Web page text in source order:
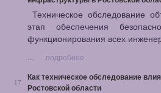
Техническое обследование
этап обеспечения
функционирования всех
...
подробнее
17.
Как техническое обследование
Ростовской области